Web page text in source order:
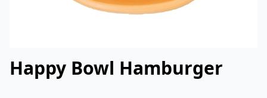
Happy Bowl Hamburger